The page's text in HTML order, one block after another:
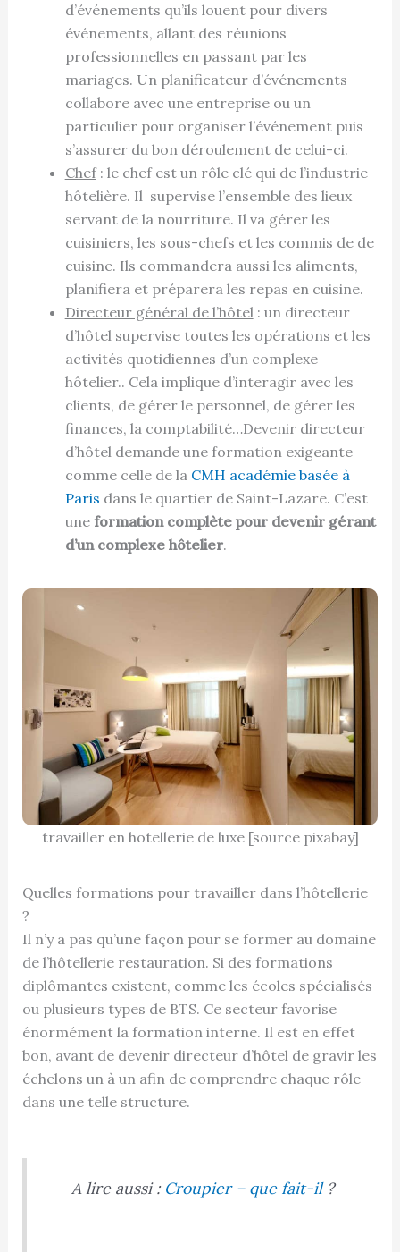
d’événements qu’ils louent pour divers
événements, allant des réunions
professionnelles en passant par les
mariages. Un planificateur d’événements
collabore avec une entreprise ou un
particulier pour organiser l’événement puis
s’assurer du bon déroulement de celui-ci.
Chef: le chef est un rôle clé qui de l’industrie
hôtelière. Il supervise l’ensemble des lieux
servant de la nourriture. Il va gérer les
cuisiniers, les sous-chefs et les commis de de
cuisine. Ils commandera aussi les aliments,
planifiera et préparera les repas en cuisine.
Directeur général de l’hôtel: un directeur
d’hôtel supervise toutes les opérations et les
activités quotidiennes d’un complexe
hôtelier.. Cela implique d’interagir avec les
clients, de gérer le personnel, de gérer les
finances, la comptabilité…Devenir directeur
d’hôtel demande une formation exigeante
comme celle de la CMH académie basée à
Paris dans le quartier de Saint-Lazare. C’est
une formation complète pour devenir gérant
d’un complexe hôtelier.
travailler en hotellerie de luxe [source pixabay]
Quelles formations pour travailler dans l’hôtellerie
?
Il n’y a pas qu’une façon pour se former au domaine
de l’hôtellerie restauration. Si des formations
diplômantes existent, comme les écoles spécialisés
ou plusieurs types de BTS. Ce secteur favorise
énormément la formation interne. Il est en effet
bon, avant de devenir directeur d’hôtel de gravir les
échelons un à un afin de comprendre chaque rôle
dans une telle structure.
A lire aussi : Croupier – que fait-il?